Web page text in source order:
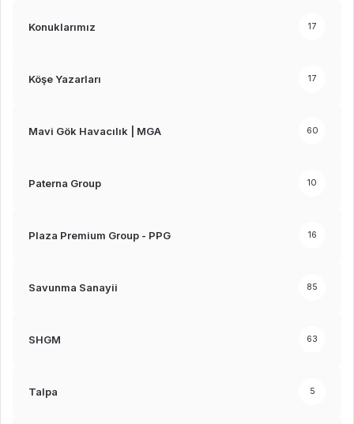
Konuklarımız 17
Köşe Yazarları 17
Mavi Gök Havacılık | MGA 60
Paterna Group 10
Plaza Premium Group - PPG 16
Savunma Sanayii 85
SHGM 63
Talpa 5